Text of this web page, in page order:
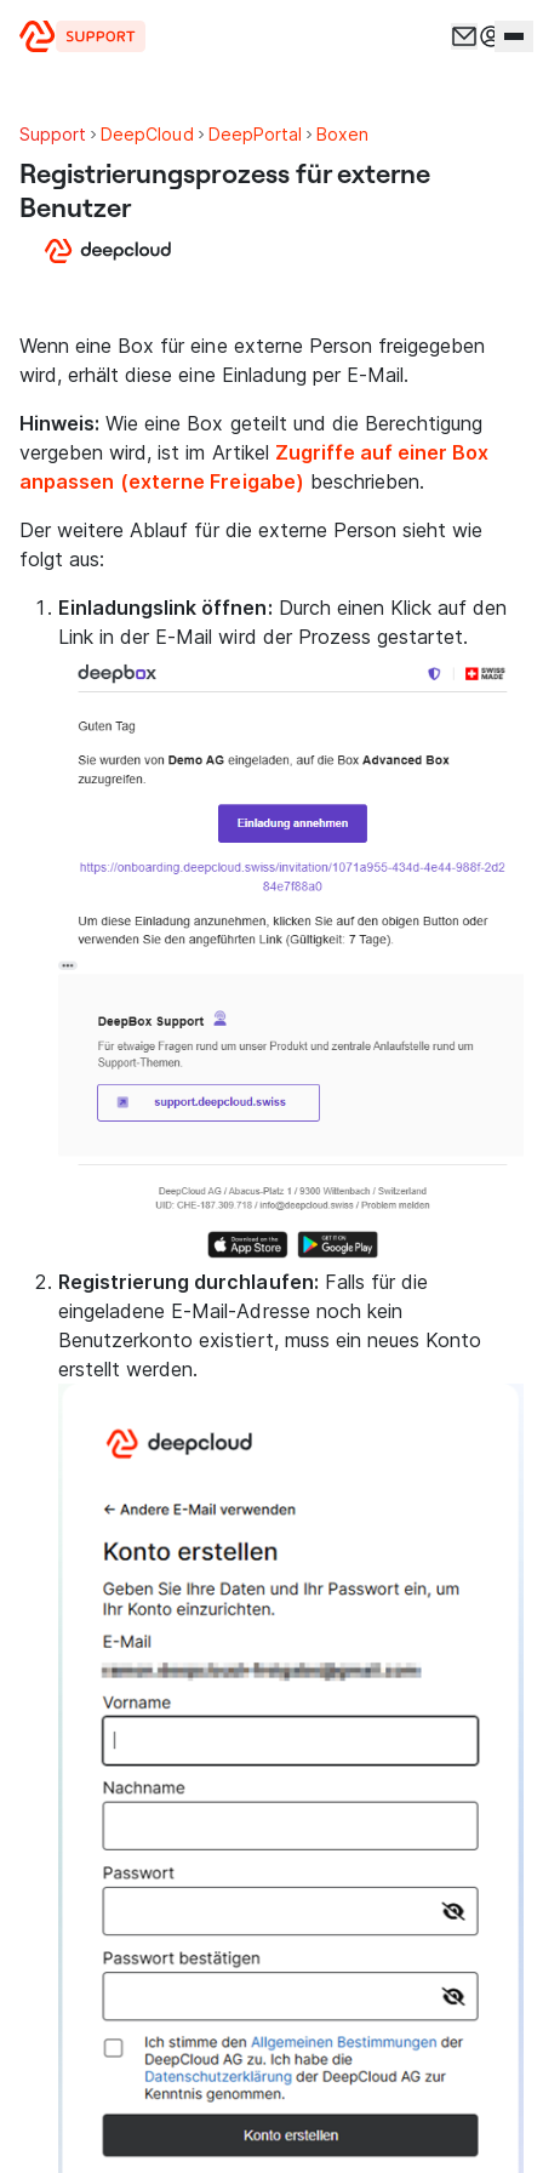
Support DeepCloud DeepPortal Boxen
Registrierungsprozess für externe
Benutzer
Wenn eine Box für eine externe Person freigegeben
wird, erhält diese eine Einladung per E-Mail.
Hinweis: Wie eine Box geteilt und die Berechtigung
vergeben wird, ist im Artikel Zugriffe auf einer Box
anpassen (externe Freigabe) beschrieben.
Der weitere Ablauf für die externe Person sieht wie
folgt aus:
Einladungslink öffnen: Durch einen Klick auf den
Link in der E-Mail wird der Prozess gestartet.
Registrierung durchlaufen: Falls für die
eingeladene E-Mail-Adresse noch kein
Benutzerkonto existiert, muss ein neues Konto
erstellt werden.